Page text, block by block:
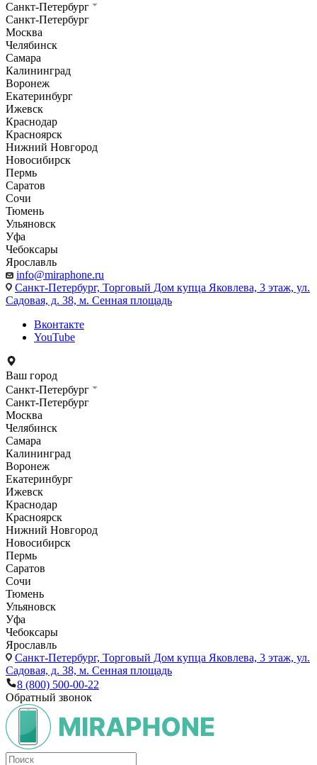
Санкт-Петербург
Санкт-Петербург
Москва
Челябинск
Самара
Калининград
Воронеж
Екатеринбург
Ижевск
Краснодар
Красноярск
Нижний Новгород
Новосибирск
Пермь
Саратов
Сочи
Тюмень
Ульяновск
Уфа
Чебоксары
Ярославль
info@miraphone.ru
Санкт-Петербург, Торговый Дом купца Яковлева, 3 этаж, ул.
Садовая, д. 38, м. Сенная площадь
Вконтакте
YouTube
Ваш город
Санкт-Петербург
Санкт-Петербург
Москва
Челябинск
Самара
Калининград
Воронеж
Екатеринбург
Ижевск
Краснодар
Красноярск
Нижний Новгород
Новосибирск
Пермь
Саратов
Сочи
Тюмень
Ульяновск
Уфа
Чебоксары
Ярославль
Санкт-Петербург, Торговый Дом купца Яковлева, 3 этаж, ул.
Садовая, д. 38, м. Сенная площадь
8 (800) 500-00-22
Обратный звонок